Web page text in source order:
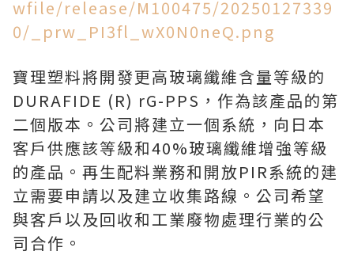
wfile/release/M100475/20250127339
0/_prw_PI3fl_wX0N0neQ.png
寶理塑料將開發更高玻璃纖維含量等級的
DURAFIDE (R) rG-PPS，作為該產品的第
二個版本。公司將建立一個系統，向日本
客戶供應該等級和40%玻璃纖維增強等級
的產品。再生配料業務和開放PIR系統的建
立需要申請以及建立收集路線。公司希望
與客戶以及回收和工業廢物處理行業的公
司合作。